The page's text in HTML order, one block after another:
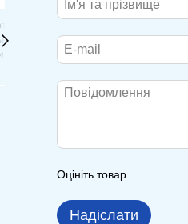
Оцініть товар
Надіслати